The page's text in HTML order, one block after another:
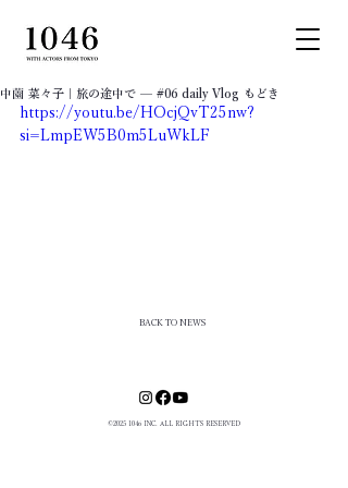
中薗 菜々子｜旅の途中で — #06 daily Vlog もどき
https://youtu.be/HOcjQvT25nw?
si=LmpEW5B0m5LuWkLF
BACK TO NEWS
©2025 1046 INC. ALL RIGHTS RESERVED